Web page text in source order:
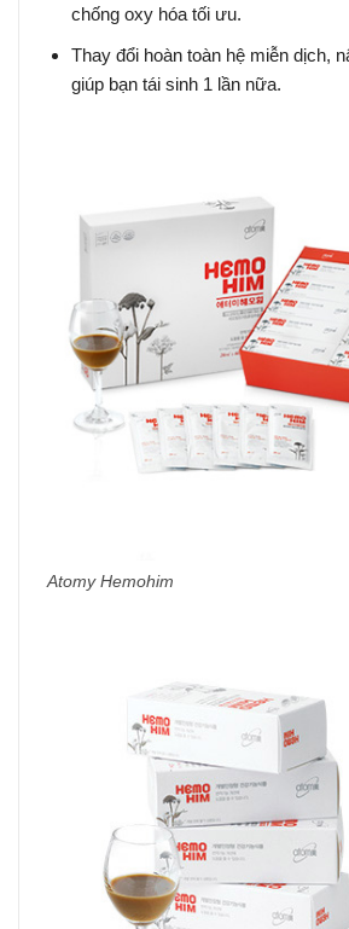
chống oxy hóa tối ưu.
Thay đổi hoàn toàn hệ miễn dịch,
giúp bạn tái sinh 1 lần nữa.
Atomy Hemohim